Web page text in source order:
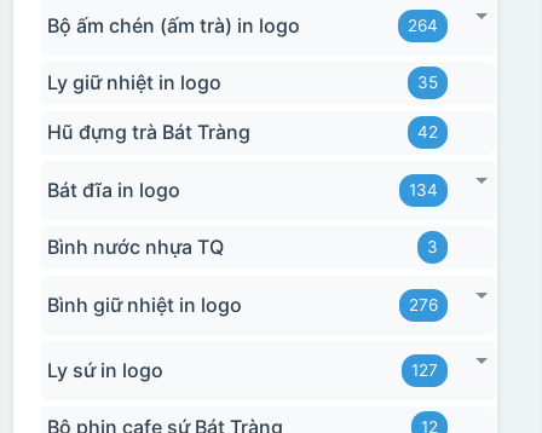
Bộ ấm chén (ấm trà) in logo 264
Ly giữ nhiệt in logo 35
Hũ đựng trà Bát Tràng 42
Bát đĩa in logo 134
Bình nước nhựa TQ 3
Bình giữ nhiệt in logo 276
Ly sứ in logo 127
Bộ phin cafe sứ Bát Tràng 12